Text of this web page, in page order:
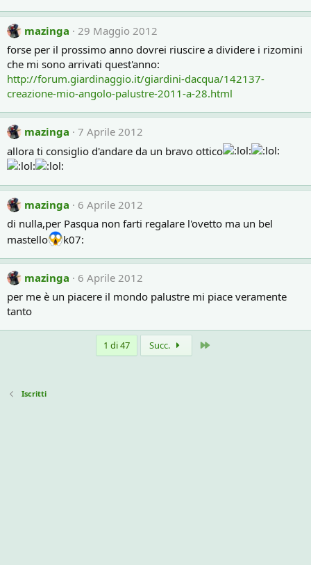
mazinga
29 Maggio 2012
forse per il prossimo anno dovrei riuscire a dividere i rizomini
che mi sono arrivati quest'anno:
http://forum.giardinaggio.it/giardini-dacqua/142137-
creazione-mio-angolo-palustre-2011-a-28.html
mazinga
7 Aprile 2012
allora ti consiglio d'andare da un bravo ottico
mazinga
6 Aprile 2012
di nulla,per Pasqua non farti regalare l'ovetto ma un bel
mastello
k07:
mazinga
6 Aprile 2012
per me è un piacere il mondo palustre mi piace veramente
tanto
1 di 47 Succ.
Iscritti